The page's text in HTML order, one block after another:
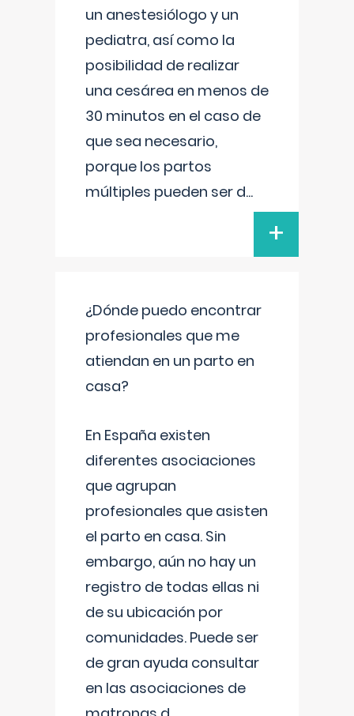
un anestesiólogo y un
pediatra, así como la
posibilidad de realizar
una cesárea en menos de
30 minutos en el caso de
que sea necesario,
porque los partos
múltiples pueden ser d...
+
¿Dónde puedo encontrar
profesionales que me
atiendan en un parto en
casa?
En España existen
diferentes asociaciones
que agrupan
profesionales que asisten
el parto en casa. Sin
embargo, aún no hay un
registro de todas ellas ni
de su ubicación por
comunidades. Puede ser
de gran ayuda consultar
en las asociaciones de